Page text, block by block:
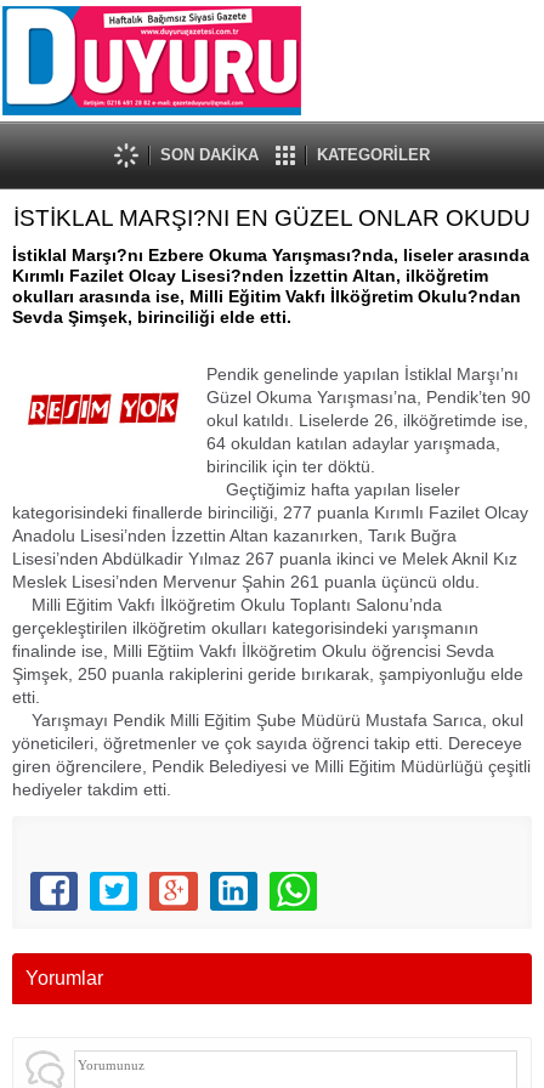
SON DAKİKA KATEGORİLER
İSTİKLAL MARŞI?NI EN GÜZEL ONLAR OKUDU
İstiklal Marşı?nı Ezbere Okuma Yarışması?nda, liseler arasında
Kırımlı Fazilet Olcay Lisesi?nden İzzettin Altan, ilköğretim
okulları arasında ise, Milli Eğitim Vakfı İlköğretim Okulu?ndan
Sevda Şimşek, birinciliği elde etti.
Pendik genelinde yapılan İstiklal Marşı’nı
Güzel Okuma Yarışması’na, Pendik’ten 90
okul katıldı. Liselerde 26, ilköğretimde ise,
64 okuldan katılan adaylar yarışmada,
birincilik için ter döktü.
Geçtiğimiz hafta yapılan liseler
kategorisindeki finallerde birinciliği, 277 puanla Kırımlı Fazilet Olcay
Anadolu Lisesi’nden İzzettin Altan kazanırken, Tarık Buğra
Lisesi’nden Abdülkadir Yılmaz 267 puanla ikinci ve Melek Aknil Kız
Meslek Lisesi’nden Mervenur Şahin 261 puanla üçüncü oldu.
Milli Eğitim Vakfı İlköğretim Okulu Toplantı Salonu’nda
gerçekleştirilen ilköğretim okulları kategorisindeki yarışmanın
finalinde ise, Milli Eğtiim Vakfı İlköğretim Okulu öğrencisi Sevda
Şimşek, 250 puanla rakiplerini geride bırıkarak, şampiyonluğu elde
etti.
Yarışmayı Pendik Milli Eğitim Şube Müdürü Mustafa Sarıca, okul
yöneticileri, öğretmenler ve çok sayıda öğrenci takip etti. Dereceye
giren öğrencilere, Pendik Belediyesi ve Milli Eğitim Müdürlüğü çeşitli
hediyeler takdim etti.
Yorumlar